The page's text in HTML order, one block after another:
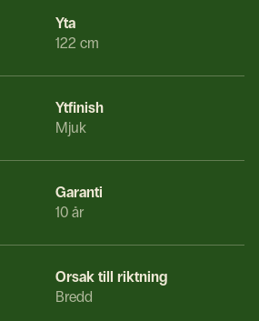
Yta
122 cm
Ytfinish
Mjuk
Garanti
10 år
Orsak till riktning
Bredd